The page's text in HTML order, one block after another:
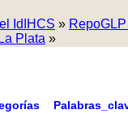
IdIHCS »
Plata »